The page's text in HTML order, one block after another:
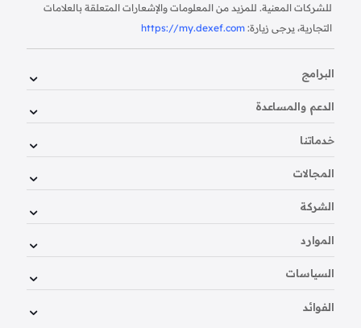
للشركات المعنية. للمزيد من المعلومات والإشعارات المتعلقة بالعلامات
التجارية، يرجى زيارة: https://my.dexef.com
البرامج
الدعم والمساعدة
خدماتنا
المجالات
الشركة
الموارد
السياسات
الفوائد